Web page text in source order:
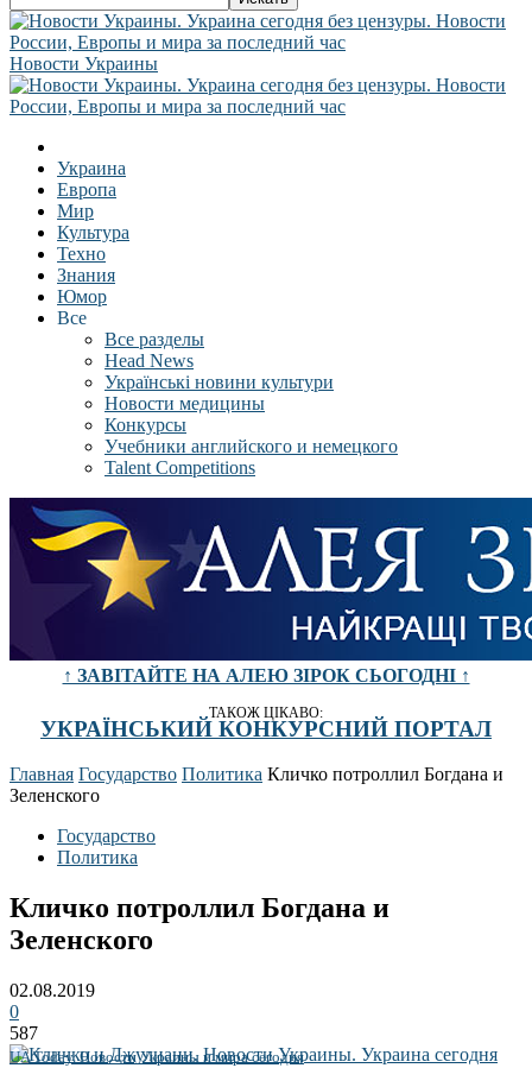
Новости Украины
Украина
Европа
Мир
Культура
Техно
Знания
Юмор
Все
Все разделы
Head News
Українські новини культури
Новости медицины
Конкурсы
Учебники английского и немецкого
Talent Competitions
↑ ЗАВІТАЙТЕ НА АЛЕЮ ЗІРОК СЬОГОДНІ ↑
ТАКОЖ ЦІКАВО:
УКРАЇНСЬКИЙ КОНКУРСНИЙ ПОРТАЛ
Главная Государство Политика Кличко потроллил Богдана и
Зеленского
Государство
Политика
Кличко потроллил Богдана и
Зеленского
02.08.2019
0
587
UA Today. Новости Украины и мира сегодня